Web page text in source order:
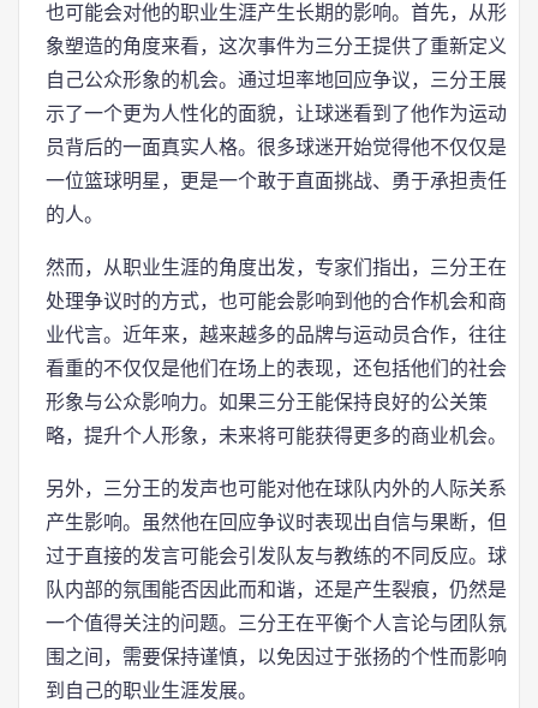
也可能会对他的职业生涯产生长期的影响。首先，从形
象塑造的角度来看，这次事件为三分王提供了重新定义
自己公众形象的机会。通过坦率地回应争议，三分王展
示了一个更为人性化的面貌，让球迷看到了他作为运动
员背后的一面真实人格。很多球迷开始觉得他不仅仅是
一位篮球明星，更是一个敢于直面挑战、勇于承担责任
的人。
然而，从职业生涯的角度出发，专家们指出，三分王在
处理争议时的方式，也可能会影响到他的合作机会和商
业代言。近年来，越来越多的品牌与运动员合作，往往
看重的不仅仅是他们在场上的表现，还包括他们的社会
形象与公众影响力。如果三分王能保持良好的公关策
略，提升个人形象，未来将可能获得更多的商业机会。
另外，三分王的发声也可能对他在球队内外的人际关系
产生影响。虽然他在回应争议时表现出自信与果断，但
过于直接的发言可能会引发队友与教练的不同反应。球
队内部的氛围能否因此而和谐，还是产生裂痕，仍然是
一个值得关注的问题。三分王在平衡个人言论与团队氛
围之间，需要保持谨慎，以免因过于张扬的个性而影响
到自己的职业生涯发展。